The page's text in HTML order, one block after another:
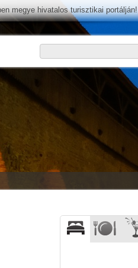
megye hivatalos turisztikai portálján!